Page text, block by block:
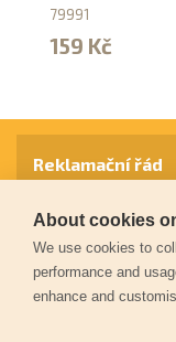
79991
159 Kč
Reklamační řád
Záruční
Ochrana
About cookies
We use cookies to
performance and
enhance and